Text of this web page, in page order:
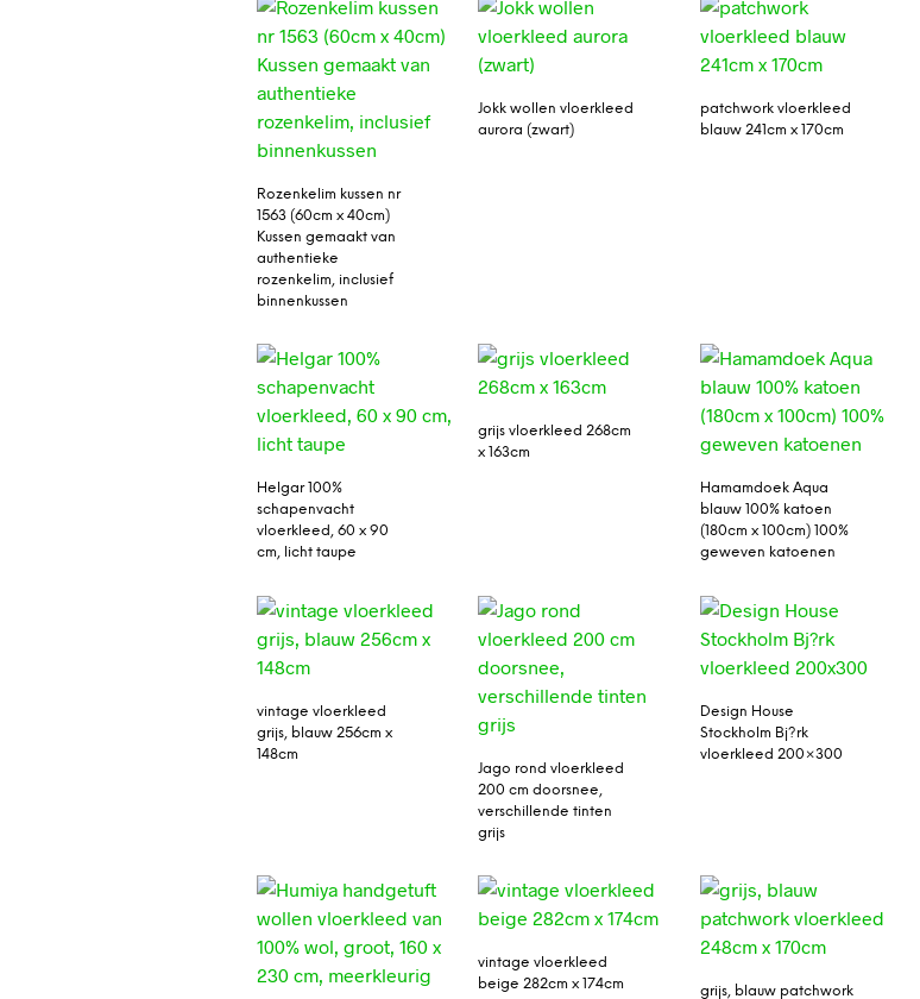
Rozenkelim kussen nr
1563 (60cm x 40cm)
Kussen gemaakt van
authentieke
rozenkelim, inclusief
binnenkussen
Jokk wollen vloerkleed
aurora (zwart)
patchwork vloerkleed
blauw 241cm x 170cm
Helgar 100%
schapenvacht
vloerkleed, 60 x 90
cm, licht taupe
grijs vloerkleed 268cm
x 163cm
Hamamdoek Aqua
blauw 100% katoen
(180cm x 100cm) 100%
geweven katoenen
vintage vloerkleed
grijs, blauw 256cm x
148cm
Jago rond vloerkleed
200 cm doorsnee,
verschillende tinten
grijs
Design House
Stockholm Bj?rk
vloerkleed 200×300
vintage vloerkleed
beige 282cm x 174cm
grijs, blauw patchwork